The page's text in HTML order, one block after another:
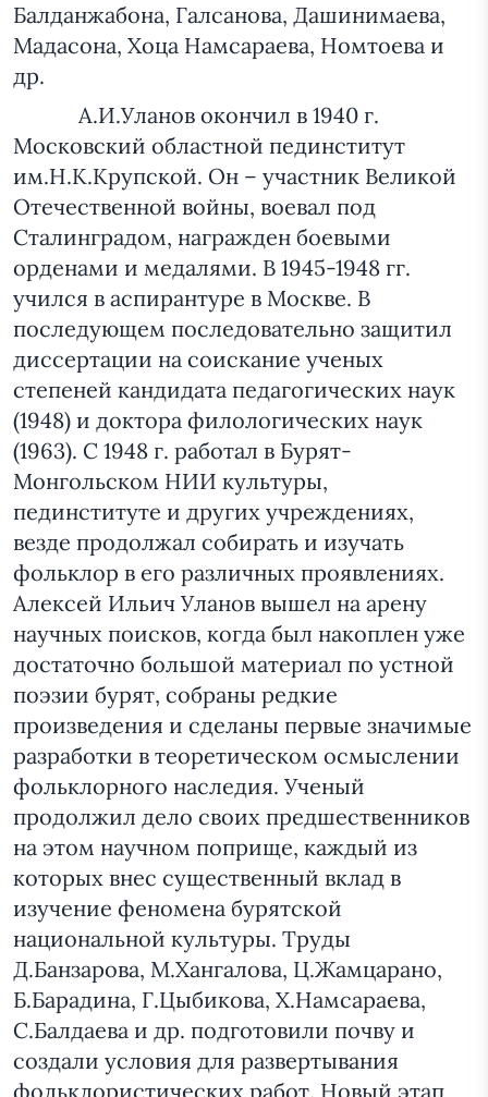
Балданжабона, Галсанова, Дашинимаева,
Мадасона, Хоца Намсараева, Номтоева и
др.
А.И.Уланов окончил в 1940 г.
Московский областной пединститут
им.Н.К.Крупской. Он – участник Великой
Отечественной войны, воевал под
Сталинградом, награжден боевыми
орденами и медалями. В 1945-1948 гг.
учился в аспирантуре в Москве. В
последующем последовательно защитил
диссертации на соискание ученых
степеней кандидата педагогических наук
(1948) и доктора филологических наук
(1963). С 1948 г. работал в Бурят-
Монгольском НИИ культуры,
пединституте и других учреждениях,
везде продолжал собирать и изучать
фольклор в его различных проявлениях.
Алексей Ильич Уланов вышел на арену
научных поисков, когда был накоплен уже
достаточно большой материал по устной
поэзии бурят, собраны редкие
произведения и сделаны первые значимые
разработки в теоретическом осмыслении
фольклорного наследия. Ученый
продолжил дело своих предшественников
на этом научном поприще, каждый из
которых внес существенный вклад в
изучение феномена бурятской
национальной культуры. Труды
Д.Банзарова, М.Хангалова, Ц.Жамцарано,
Б.Барадина, Г.Цыбикова, Х.Намсараева,
С.Балдаева и др. подготовили почву и
создали условия для развертывания
фольклористических работ. Новый этап